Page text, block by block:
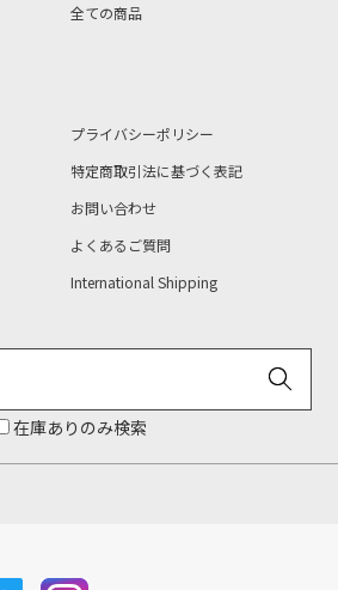
全ての商品
プライバシーポリシー
特定商取引法に基づく表記
お問い合わせ
よくあるご質問
International Shipping
在庫ありのみ検索